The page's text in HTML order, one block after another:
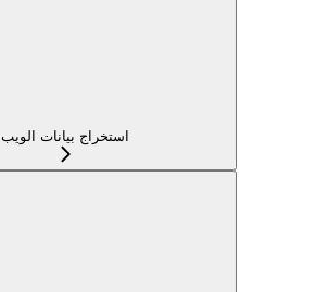
استخراج بيانات الويب